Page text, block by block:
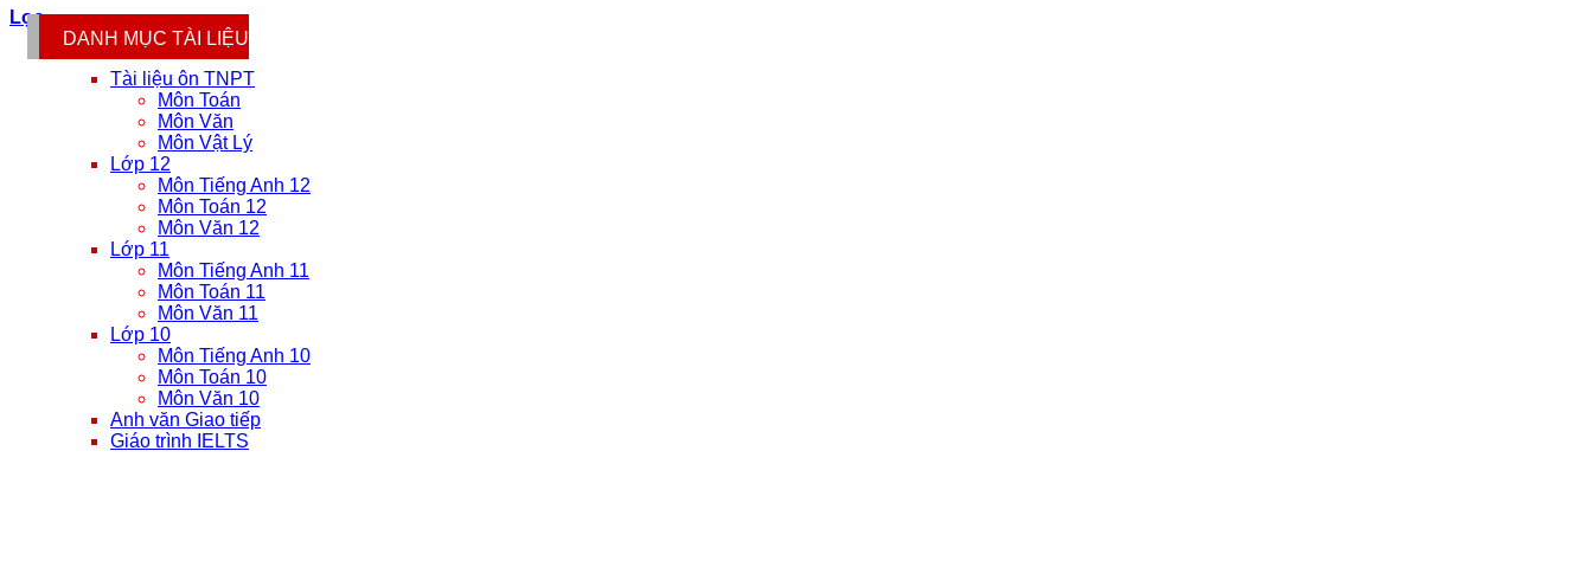
Lọc
DANH MỤC TÀI LIỆU
Tài liệu ôn TNPT
Môn Toán
Môn Văn
Môn Vật Lý
Lớp 12
Môn Tiếng Anh 12
Môn Toán 12
Môn Văn 12
Lớp 11
Môn Tiếng Anh 11
Môn Toán 11
Môn Văn 11
Lớp 10
Môn Tiếng Anh 10
Môn Toán 10
Môn Văn 10
Anh văn Giao tiếp
Giáo trình IELTS